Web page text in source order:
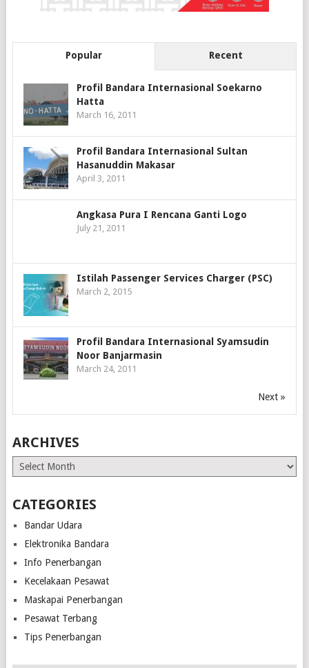
Popular Recent
Profil Bandara Internasional Soekarno
Hatta
March 16, 2011
Profil Bandara Internasional Sultan
Hasanuddin Makasar
April 3, 2011
Angkasa Pura I Rencana Ganti Logo
July 21, 2011
Istilah Passenger Services Charger (PSC)
March 2, 2015
Profil Bandara Internasional Syamsudin
Noor Banjarmasin
March 24, 2011
Next »
ARCHIVES
Archives
CATEGORIES
Bandar Udara
Elektronika Bandara
Info Penerbangan
Kecelakaan Pesawat
Maskapai Penerbangan
Pesawat Terbang
Tips Penerbangan